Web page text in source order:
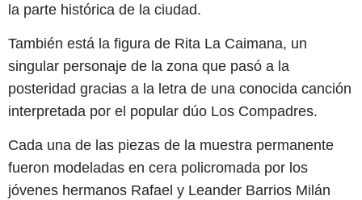
la parte histórica de la ciudad.
También está la figura de Rita La Caimana, un
singular personaje de la zona que pasó a la
posteridad gracias a la letra de una conocida canción
interpretada por el popular dúo Los Compadres.
Cada una de las piezas de la muestra permanente
fueron modeladas en cera policromada por los
jóvenes hermanos Rafael y Leander Barrios Milán